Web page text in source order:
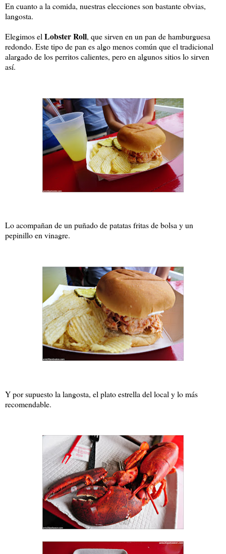
En cuanto a la comida, nuestras elecciones son bastante obvias,
langosta.
Elegimos el Lobster Roll, que sirven en un pan de hamburguesa
redondo. Este tipo de pan es algo menos común que el tradicional
alargado de los perritos calientes, pero en algunos sitios lo sirven
así.
Lo acompañan de un puñado de patatas fritas de bolsa y un
pepinillo en vinagre.
Y por supuesto la langosta, el plato estrella del local y lo más
recomendable.